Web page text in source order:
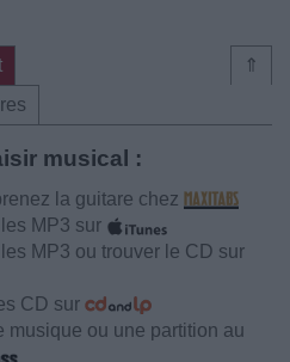
⇑
musical :
la guitare chez
MP3 sur
MP3 ou trouver le CD sur
CD sur
musique ou une partition au